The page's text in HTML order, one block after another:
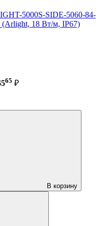
5000S-SIDE-5060-84-
(Arlight, 18 Вт/м, IP67)
65 ₽
В корзину